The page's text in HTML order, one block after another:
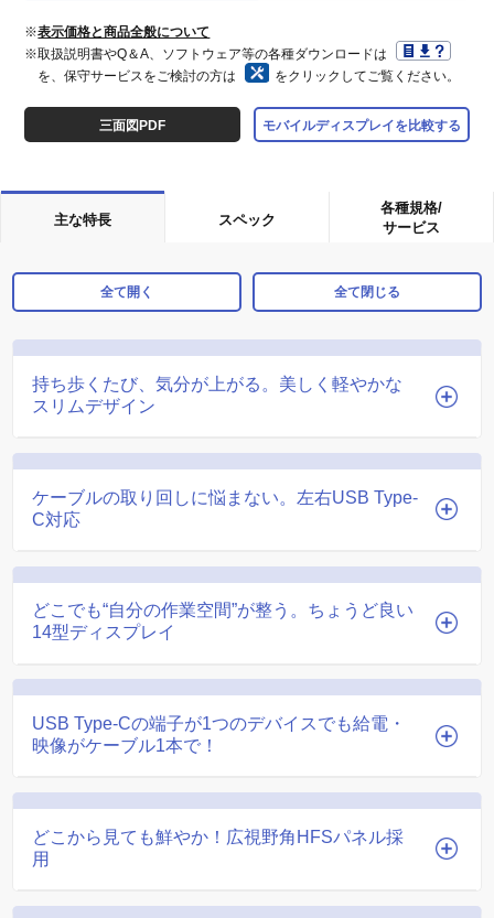
※表示価格と商品全般について
※取扱説明書やQ＆A、ソフトウェア等の各種ダウンロードは
を、保守サービスをご検討の方は
をクリックしてご覧ください。
三面図PDF モバイルディスプレイを比較する
主な特長 スペック
各種規格/
サービス
全て開く 全て閉じる
持ち歩くたび、気分が上がる。美しく軽やかな
スリムデザイン
ケーブルの取り回しに悩まない。左右USB Type-
C対応
どこでも“自分の作業空間”が整う。ちょうど良い
14型ディスプレイ
USB Type-Cの端子が1つのデバイスでも給電・
映像がケーブル1本で！
どこから見ても鮮やか！広視野角HFSパネル採
用